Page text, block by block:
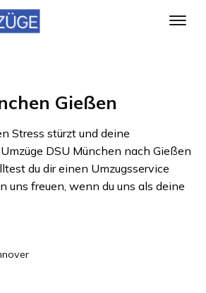
Gießen
Stress stürzt und deine
Umzüge DSU München nach Gießen
du dir einen Umzugsservice
uns freuen, wenn du uns als deine